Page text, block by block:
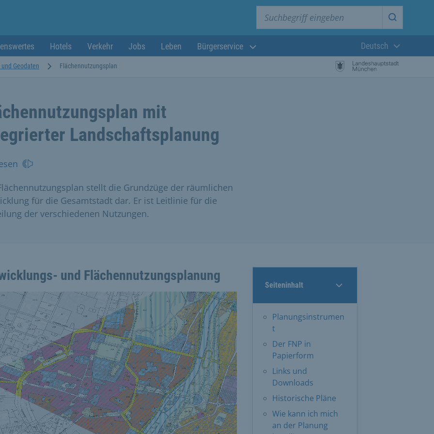
Suche
Hotels Verkehr Jobs Leben Bürgerservice
Aktuelle
Deutsch
Geodaten Flächennutzungsplan
mit
Landschaftsplanung
stellt die Grundzüge der räumlichen
für die Gesamtstadt dar. Er ist Leitlinie für die
der verschiedenen Nutzungen.
Seiteninhalt
Planungsinstrumen
t
Der FNP in
Papierform
Links und
Downloads
Historische Pläne
Wie kann ich mich
an der Planung
und Flächennutzungsplanung